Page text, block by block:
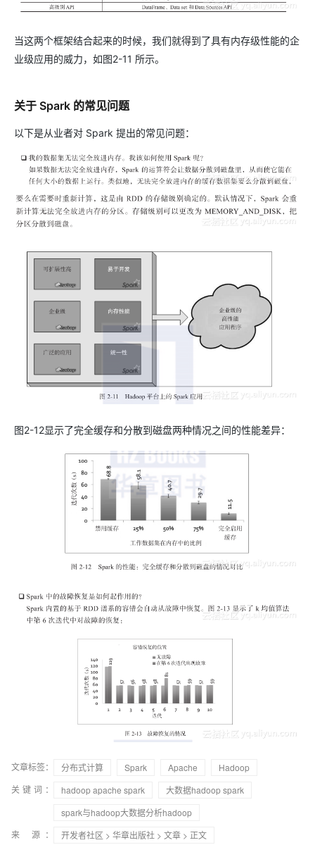
当这两个框架结合起来的时候，我们就得到了具有内存级性能的企
业级应用的威力，如图2-11 所示。
关于 Spark 的常见问题
以下是从业者对 Spark 提出的常见问题：
图2-12显示了完全缓存和分散到磁盘两种情况之间的性能差异：
文章标签： 分布式计算 Spark Apache
Hadoop
关键词：
hadoop apache spark
大数据hadoop spark
spark与hadoop大数据分析hadoop
来 源：
开发者社区 > 华章出版社 > 文章 > 正文